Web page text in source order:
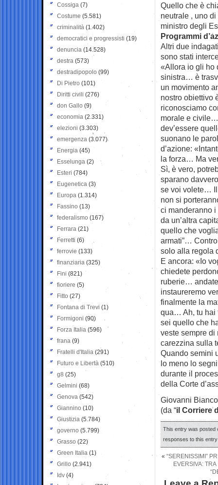
Quello che è
neutrale , uno
ministro degli
Programmi
Altri due
sono stati
«Allora io gli ho
sinistra… è
un movimento
nostro obiettivo
riconosciamo
morale e
dev’essere
suonano le
d’azione:
la forza… Ma
Sì, è vero,
sparano
se voi volete… Il
non si
ci manderanno
da un’altra
quello che
armati”…
solo alla regola
E ancora: «Io
chiedete
ruberie…
instaureremo
finalmente la
qua… Ah, tu hai
sei quello che
veste sempre
carezzina sulla
Quando semini
lo meno lo
durante il
della Corte
Giovanni
(da “il Corriere
This entry was posted
responses to this
« “SERENISSIMI”
EVERSIVA:
Cossiga (7)
Costume (5.581)
criminalità (1.402)
democratici e progressisti (19)
denuncia (14.528)
destra (573)
destradipopolo (99)
Di Pietro (101)
Diritti civili (276)
don Gallo (9)
economia (2.331)
elezioni (3.303)
emergenza (3.077)
Energia (45)
Esselunga (2)
Esteri (784)
Eugenetica (3)
Europa (1.314)
Fassino (13)
federalismo (167)
Ferrara (21)
Ferretti (6)
ferrovie (133)
finanziaria (325)
Fini (821)
fioriere (5)
Fitto (27)
Fontana di Trevi (1)
Formigoni (90)
Forza Italia (596)
frana (9)
Fratelli d'Italia (291)
Futuro e Libertà (510)
g8 (25)
Gelmini (68)
Genova (542)
Giannino (10)
Giustizia (5.784)
governo (5.799)
Grasso (22)
Green Italia (1)
Grillo (2.941)
Idv (4)